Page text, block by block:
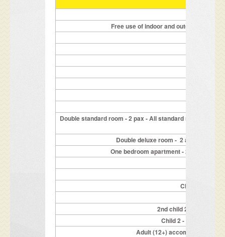
Free use of indoor and outdoor pool
Double standard room - 2 pax - All standard rooms are
Double deluxe room - 2 adults on a
One bedroom apartment - 2 adults on
Children up to
2nd child 2 - 11.99 y.
Child 2 - 11.99y on
Adult (12+) accommodated